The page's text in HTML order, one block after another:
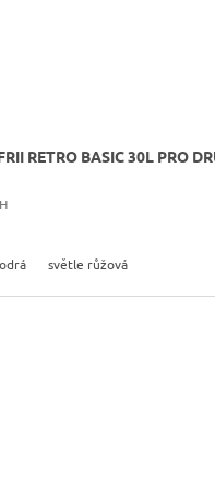
RETRO BASIC 30L PRO
světle růžová